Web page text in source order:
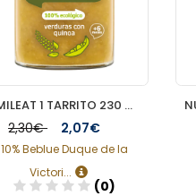
SMILEAT 1 TARRITO 230 G SABOR VERDURA CON QUINOA
2,30€ 2,07€
10% Beblue Duque de la
Victori...
(0)